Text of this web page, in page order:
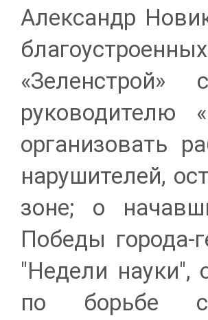
Александр
руководителю
организовать
нарушителей,
зоне; о
Победы города-
"Недели науки",
по борьбе с